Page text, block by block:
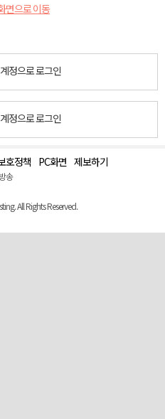
면으로 이동
정으로 로그인
정으로 로그인
호정책 PC화면 제보하기
송
All Rights Reserved.